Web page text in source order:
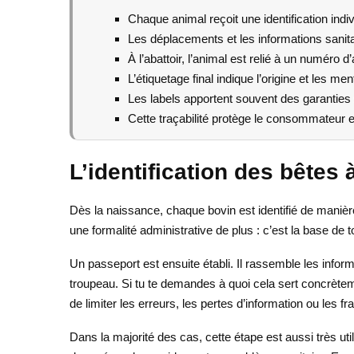
Chaque animal reçoit une identification
Les déplacements et les informations
À l’abattoir, l’animal est relié à un numéro
L’étiquetage final indique l’origine et les
Les labels apportent souvent des
Cette traçabilité protège le consommateur
L’identification des bêtes
Dès la naissance, chaque bovin est identifié de
une formalité administrative de plus : c’est la base de
Un passeport est ensuite établi. Il rassemble les
troupeau. Si tu te demandes à quoi cela sert
de limiter les erreurs, les pertes d’information ou les
Dans la majorité des cas, cette étape est aussi très